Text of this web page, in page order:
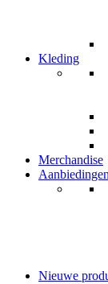
Kleding
Merchandise
Aanbiedingen
Nieuwe